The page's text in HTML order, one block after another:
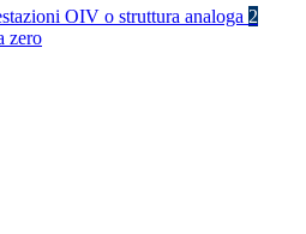
OIV o struttura analoga 2
zero